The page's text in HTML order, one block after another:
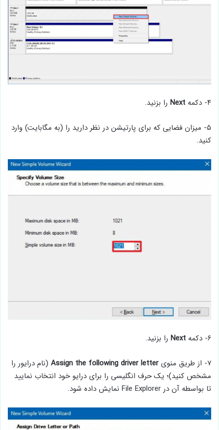
۴- دکمه Next را بزنید.
۵- میزان فضایی که برای پارتیشن در نظر دارید را (به مگابایت) وارد
کنید.
۶- دکمه Next را بزنید.
۷- از طریق منوی Assign the following driver letter (نام درایور را
مشخص کنید)؛ یک حرف انگلیسی را برای درایو خود انتخاب نمایید
تا بواسطه آن در File Explorer نمایش داده شود.